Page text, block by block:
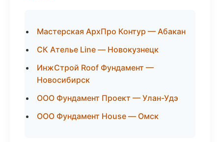
Мастерская АрхПро Контур — Абакан
СК Ателье Line — Новокузнецк
ИнжСтрой Roof Фундамент —
Новосибирск
ООО Фундамент Проект — Улан-Удэ
ООО Фундамент House — Омск